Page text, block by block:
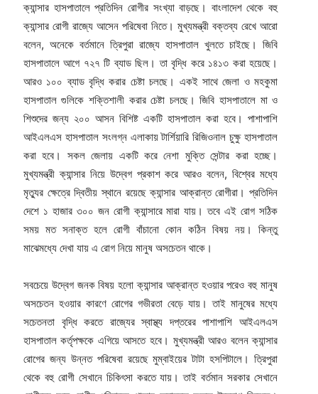
ক্যান্সার হাসপাতালে প্রতিদিন রোগীর সংখ্যা বাড়ছে। বাংলাদেশ থেকে বহু
ক্যান্সার রোগী রাজ্যে আসেন পরিষেবা নিতে। মুখ্যমন্ত্রী বক্তব্য রেখে আরো
বলেন, অনেকে বর্তমানে ত্রিপুরা রাজ্যে হাসপাতাল খুলতে চাইছে। জিবি
হাসপাতালে আগে ৭২৭ টি ব্যাড ছিল। তা বৃদ্ধি করে ১৪১৩ করা হয়েছে।
আরও ১০০ ব্যাড বৃদ্ধি করার চেষ্টা চলছে। একই সাথে জেলা ও মহকুমা
হাসপাতাল গুলিকে শক্তিশালী করার চেষ্টা চলছে। জিবি হাসপাতালে মা ও
শিশুদের জন্য ২০০ আসন বিশিষ্ট একটি হাসপাতাল করা হবে। পাশাপাশি
আইএলএস হাসপাতাল সংলগ্ন এলাকায় টার্শিয়ারি রিজিওনাল চুক্ষু হাসপাতাল
করা হবে। সকল জেলায় একটি করে নেশা মুক্তি সেন্টার করা হচ্ছে।
মুখ্যমন্ত্রী ক্যান্সার নিয়ে উদ্বেগ প্রকাশ করে আরও বলেন, বিশ্বের মধ্যে
মৃত্যুর ক্ষেত্রে দ্বিতীয় স্থানে রয়েছে ক্যান্সার আক্রান্ত রোগীরা। প্রতিদিন
দেশে ১ হাজার ৩০০ জন রোগী ক্যান্সারে মারা যায়। তবে এই রোগ সঠিক
সময় মত সনাক্ত হলে রোগী বাঁচানো কোন কঠিন বিষয় নয়। কিন্তু
মাঝেমধ্যে দেখা যায় এ রোগ নিয়ে মানুষ অসচেতন থাকে।
সবচেয়ে উদ্বেগ জনক বিষয় হলো ক্যান্সার আক্রান্ত হওয়ার পরেও বহু মানুষ
অসচেতন হওয়ার কারণে রোগের গভীরতা বেড়ে যায়। তাই মানুষের মধ্যে
সচেতনতা বৃদ্ধি করতে রাজ্যের স্বাস্থ্য দপ্তরের পাশাপাশি আইএলএস
হাসপাতাল কর্তৃপক্ষকে এগিয়ে আসতে হবে। মুখ্যমন্ত্রী আরও বলেন ক্যান্সার
রোগের জন্য উন্নত পরিষেবা রয়েছে মুম্বাইয়ের টাটা হসপিটালে। ত্রিপুরা
থেকে বহু রোগী সেখানে চিকিৎসা করতে যায়। তাই বর্তমান সরকার সেখানে